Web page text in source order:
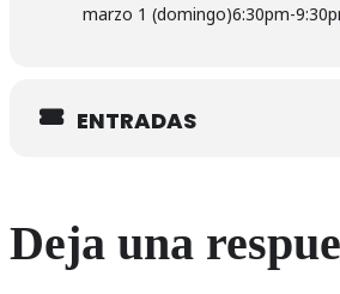
marzo 1 (domingo)6:30pm-
ENTRADAS
Deja una